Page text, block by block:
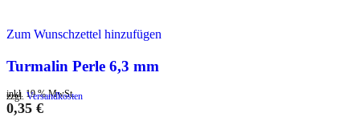
Zum Wunschzettel hinzufügen
Turmalin Perle 6,3 mm
inkl. 19 % MwSt.
zzgl. Versandkosten
0,35 €